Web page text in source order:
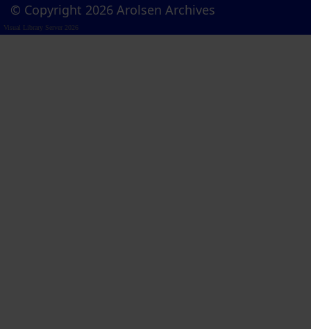
© Copyright 2026 Arolsen Archives
Visual Library Server 2026